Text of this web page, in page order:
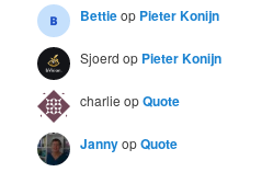
Bettieop Pieter Konijn
Sjoerd op Pieter Konijn
charlie opQuote
JannyopQuote